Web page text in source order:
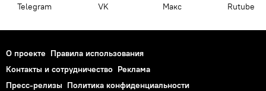
Telegram VK Макс Rutube
О проекте Правила использования
Контакты и сотрудничество Реклама
Пресс-релизы Политика конфиденциальности